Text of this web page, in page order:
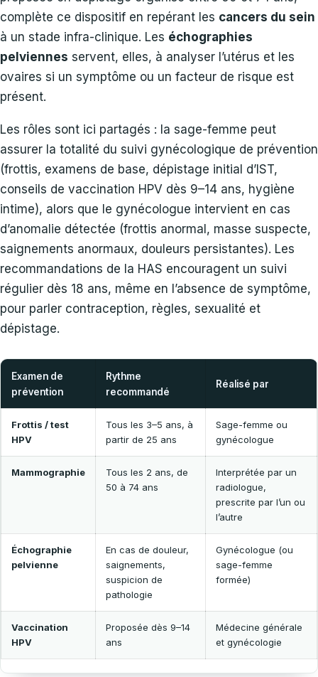
complète ce dispositif en repérant les cancers du sein
à un stade infra-clinique. Les échographies
pelviennes servent, elles, à analyser l’utérus et les
ovaires si un symptôme ou un facteur de risque est
présent.
Les rôles sont ici partagés : la sage-femme peut
assurer la totalité du suivi gynécologique de prévention
(frottis, examens de base, dépistage initial d’IST,
conseils de vaccination HPV dès 9–14 ans, hygiène
intime), alors que le gynécologue intervient en cas
d’anomalie détectée (frottis anormal, masse suspecte,
saignements anormaux, douleurs persistantes). Les
recommandations de la HAS encouragent un suivi
régulier dès 18 ans, même en l’absence de symptôme,
pour parler contraception, règles, sexualité et
dépistage.
Examen de
prévention
Rythme
recommandé
Réalisé par
Frottis / test
HPV
Tous les 3–5 ans, à
partir de 25 ans
Sage-femme ou
gynécologue
Mammographie
Tous les 2 ans, de
50 à 74 ans
Interprétée par un
radiologue,
prescrite par l’un ou
l’autre
Échographie
pelvienne
En cas de douleur,
saignements,
suspicion de
pathologie
Gynécologue (ou
sage-femme
formée)
Vaccination
HPV
Proposée dès 9–14
ans
Médecine générale
et gynécologie